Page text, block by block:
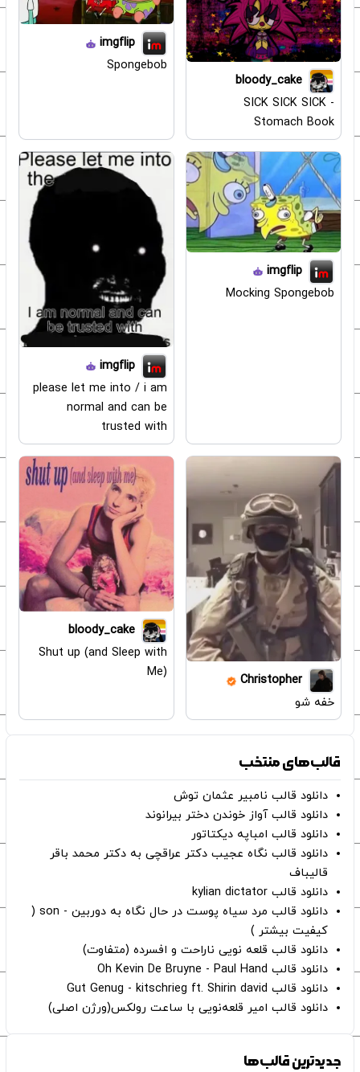
bloody_cake
SICK SICK SICK -
Stomach Book
imgflip
Spongebob
imgflip
Mocking Spongebob
imgflip
please let me into / i am
normal and can be
trusted with
Christopher
خفه شو
bloody_cake
Shut up (and Sleep with
Me)
قالب‌های منتخب
دانلود قالب نامبیر عثمان ‌توش
دانلود قالب آواز خوندن دختر بیرانوند
دانلود قالب امباپه دیکتاتور
دانلود قالب نگاه عجیب دکتر عراقچی به دکتر محمد باقر
قالیباف
دانلود قالب kylian dictator
دانلود قالب مرد سیاه پوست در حال نگاه به دوربین - son (
کیفیت بیشتر )
دانلود قالب قلعه نویی ناراحت و افسرده (متفاوت)
دانلود قالب Oh Kevin De Bruyne - Paul Hand
دانلود قالب Gut Genug - kitschrieg ft. Shirin david
دانلود قالب امیر قلعه‌نویی با ساعت رولکس(ورژن اصلی)
جدیدترین قالب‌ها